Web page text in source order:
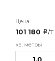
101 180 i/т